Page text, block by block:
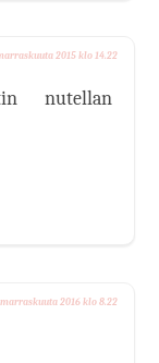
2015 klo 14.22
nutellan
marraskuuta 2016 klo 8.22